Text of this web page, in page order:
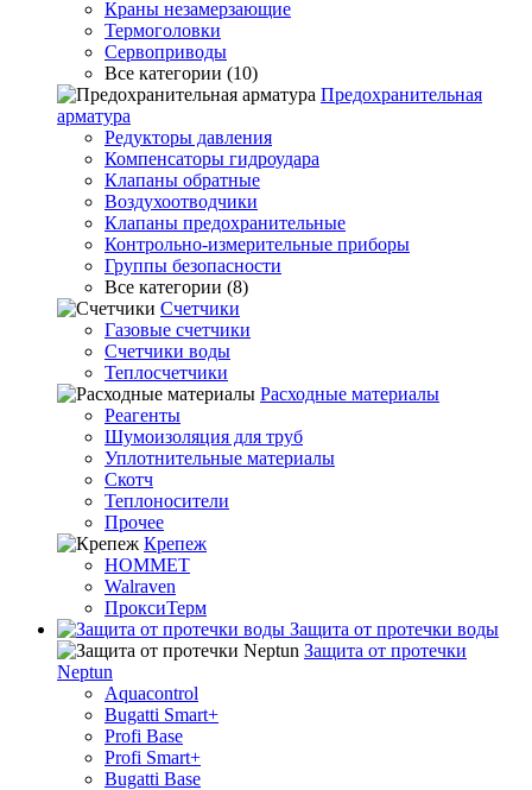
Краны незамерзающие
Термоголовки
Сервоприводы
Все категории (10)
Предохранительная
арматура
Редукторы давления
Компенсаторы гидроудара
Клапаны обратные
Воздухоотводчики
Клапаны предохранительные
Контрольно-измерительные приборы
Группы безопасности
Все категории (8)
Счетчики
Газовые счетчики
Счетчики воды
Теплосчетчики
Расходные материалы
Реагенты
Шумоизоляция для труб
Уплотнительные материалы
Скотч
Теплоносители
Прочее
Крепеж
HOMMET
Walraven
ПроксиТерм
Защита от протечки воды
Защита от протечки
Neptun
Aquacontrol
Bugatti Smart+
Profi Base
Profi Smart+
Bugatti Base